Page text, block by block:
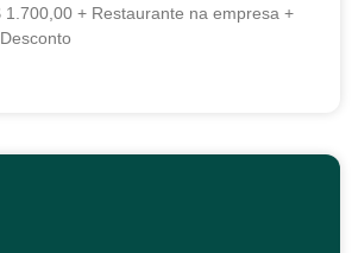
1.700,00 + Restaurante na empresa +